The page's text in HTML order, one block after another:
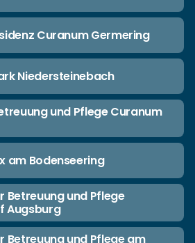
Curanum Germering
Niedersteinebach
und Pflege Curanum
am Bodenseering
Betreuung und Pflege
Augsburg
Betreuung und Pflege am